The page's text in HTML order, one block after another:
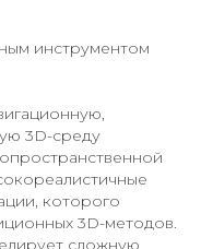
инструментом
3D-среду
которого
3D-методов.
сложную